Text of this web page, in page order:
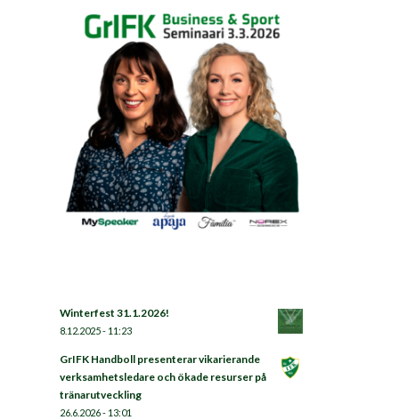
Winterfest 31.1.2026!
8.12.2025 - 11:23
GrIFK Handboll presenterar vikarierande
verksamhetsledare och ökade resurser på
tränarutveckling
26.6.2026 - 13:01